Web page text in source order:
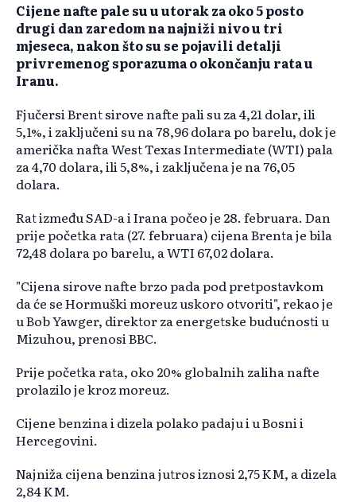
Cijene nafte pale su u utorak za oko 5 posto
drugi dan zaredom na najniži nivo u tri
mjeseca, nakon što su se pojavili detalji
privremenog sporazuma o okončanju rata u
Iranu.
Fjučersi Brent sirove nafte pali su za 4,21 dolar, ili
5,1%, i zaključeni su na 78,96 dolara po barelu, dok je
američka nafta West Texas Intermediate (WTI) pala
za 4,70 dolara, ili 5,8%, i zaključena je na 76,05
dolara.
Rat između SAD-a i Irana počeo je 28. februara. Dan
prije početka rata (27. februara) cijena Brenta je bila
72,48 dolara po barelu, a WTI 67,02 dolara.
"Cijena sirove nafte brzo pada pod pretpostavkom
da će se Hormuški moreuz uskoro otvoriti", rekao je
u Bob Yawger, direktor za energetske budućnosti u
Mizuhou, prenosi BBC.
Prije početka rata, oko 20% globalnih zaliha nafte
prolazilo je kroz moreuz.
Cijene benzina i dizela polako padaju i u Bosni i
Hercegovini.
Najniža cijena benzina jutros iznosi 2,75 KM, a dizela
2,84 KM.